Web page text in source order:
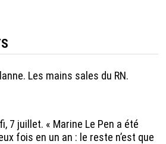
Les mains sales du RN.
7 juillet. « Marine Le Pen a été
fois en un an : le reste n’est que